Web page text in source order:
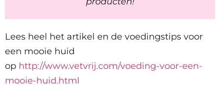
Lees heel het artikel en de voedingstips voor
een mooie huid
op http://www.vetvrij.com/voeding-voor-een-
mooie-huid.html